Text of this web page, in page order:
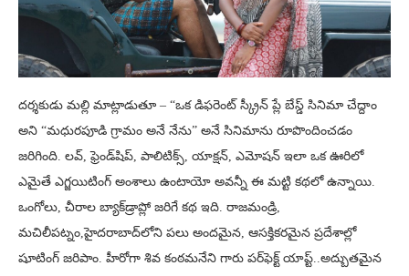
ద‌ర్శ‌కుడు మ‌ల్లి మాట్లాడుతూ – “ఒక డిఫ‌రెంట్ స్క్రీన్ ప్లే బేస్డ్ సినిమా చేద్దాం
అని “మధురపూడి గ్రామం అనే నేను” అనే సినిమాను రూపొందించ‌డం
జ‌రిగింది. ల‌వ్‌, ఫ్రెండ్‌షిప్‌, పాలిటిక్స్‌, యాక్ష‌న్‌, ఎమోష‌న్ ఇలా ఒక ఊరిలో
ఎమైతే ఎగ్జ‌యిటింగ్ అంశాలు ఉంటాయో అవ‌న్నీ ఈ మ‌ట్టి క‌థ‌లో ఉన్నాయి.
ఒంగోలు, చీరాల బ్యాక్‌డ్రాప్లో జ‌రిగే క‌థ ఇది. రాజ‌మండ్రి,
మ‌చిలీప‌ట్నం,హైద‌రాబాద్‌లోని ప‌లు అంద‌మైన‌, ఆస‌క్తిక‌ర‌మైన ప్ర‌దేశాల్లో
షూటింగ్ జ‌రిపాం. హీరోగా శివ కంఠ‌మ‌నేని గారు ప‌ర్‌ఫెక్ట్ యాప్ట్‌..అద్బుత‌మైన